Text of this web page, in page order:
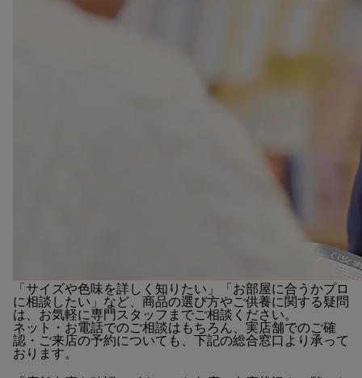
「サイズや色味を詳しく知りたい」「お部屋に合うかプロ
に相談したい」など、商品の選び方やご供養に関する疑問
は、お気軽に専門スタッフまでご相談ください。
ネット・お電話でのご相談はもちろん、実店舗でのご確
認・ご来店の予約についても、下記の総合窓口より承って
おります。